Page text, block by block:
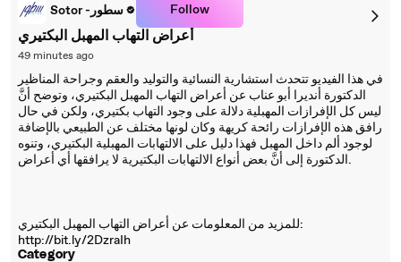
Sotor -سطور Follow
أعراض التهاب المهبل البكتيري
49 minutes ago
في هذا الفيديو تتحدث استشارية النسائية والتوليد والعقم وجراحة المناظير
الدكتورة أنديرا أبو عناب عن أعراض التهاب المهبل البكتيري، وتوضح أنَّ
ليس كل الإفرازات المهبلية دلالة على وجود التهاب بكتيري، ولكن في حال
رافق هذه الإفرازات رائحة كريهة وكان لونها مختلف عن الطبيعي بالإضافة
لوجود ألم داخل المهبل فهذا دليل على الالتهابات المهبلية البكتيري، وتنوه
الدكتورة إلى أنَّ بعض أنواع الالتهابات البكتيرية لا يرافقها أي أعراض.
للمزيد من المعلومات عن أعراض التهاب المهبل البكتيري:
http://bit.ly/2DzraIh
Category